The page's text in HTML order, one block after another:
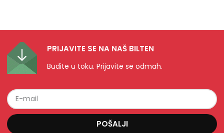
PRIJAVITE SE NA NAŠ BILTEN
Budite u toku. Prijavite se odmah.
POŠALJI